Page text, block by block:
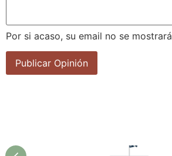
Por si acaso, su email no se mostrará